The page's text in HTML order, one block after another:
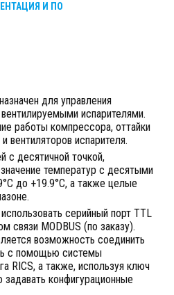
И ПО
для управления
испарителями.
работы компрессора, оттайки
вентиляторов испарителя.
с десятичной точкой,
температур с десятыми
до +19.9°С, а также целые
серийный порт TTL
связи MODBUS (по заказу).
возможность соединить
с помощью системы
RICS, а также, используя ключ
конфигурационные